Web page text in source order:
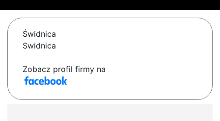
Świdnica
Swidnica
Zobacz profil firmy na